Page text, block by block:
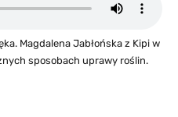
Magdalena Jabłońska z Kipi w
sposobach uprawy roślin.